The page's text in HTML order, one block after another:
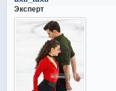
Эксперт